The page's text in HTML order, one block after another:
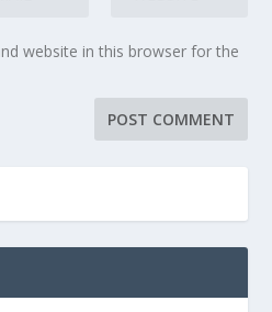
website in this browser for the